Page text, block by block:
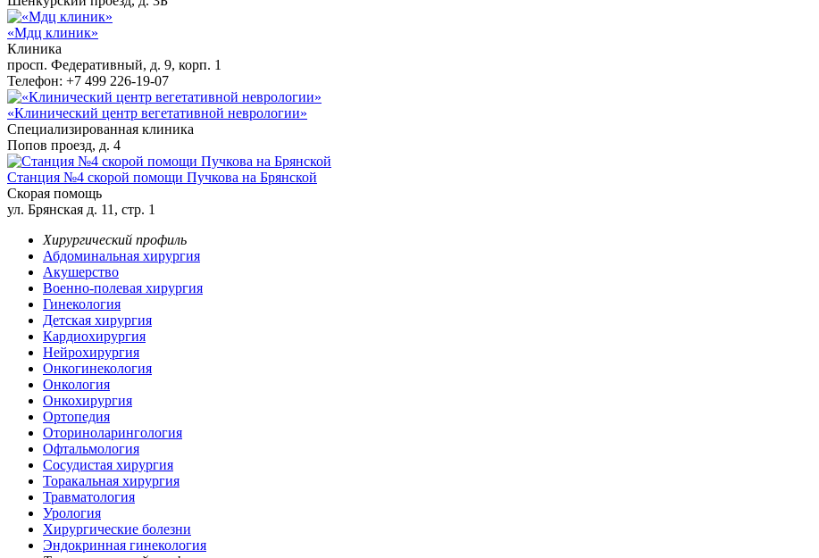
«Мдц клиник»
Клиника
просп. Федеративный, д. 9, корп. 1
Телефон: +7 499 226-19-07
«Клинический центр вегетативной неврологии»
Специализированная клиника
Попов проезд, д. 4
Станция №4 скорой помощи Пучкова на Брянской
Скорая помощь
ул. Брянская д. 11, стр. 1
Хирургический профиль
Абдоминальная хирургия
Акушерство
Военно-полевая хирургия
Гинекология
Детская хирургия
Кардиохирургия
Нейрохирургия
Онкогинекология
Онкология
Онкохирургия
Ортопедия
Оториноларингология
Офтальмология
Сосудистая хирургия
Торакальная хирургия
Травматология
Урология
Хирургические болезни
Эндокринная гинекология